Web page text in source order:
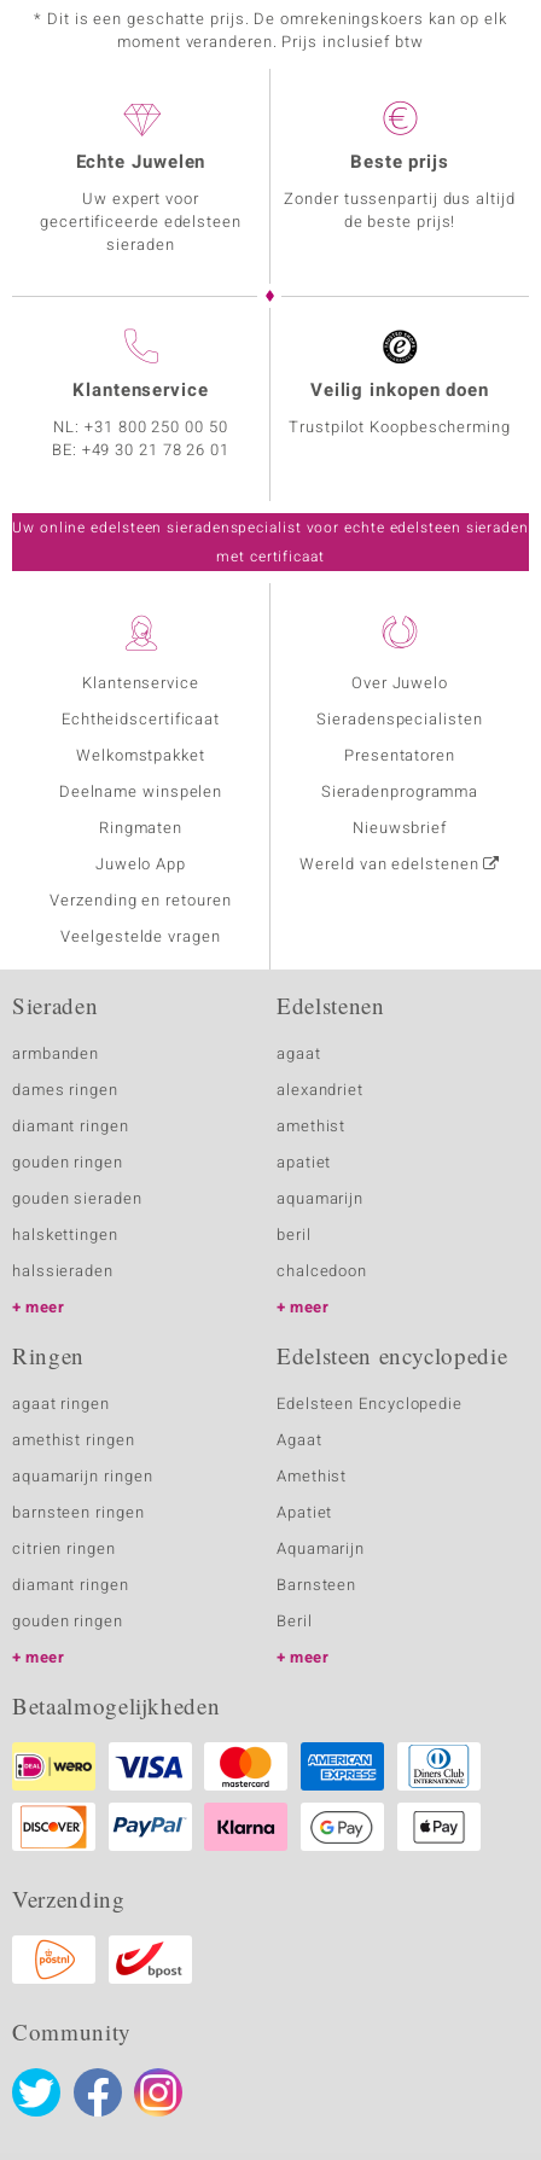
* Dit is een geschatte prijs. De omrekeningskoers kan op elk
moment veranderen. Prijs inclusief btw
Klantenservice
Echtheidscertificaat
Welkomstpakket
Deelname winspelen
Ringmaten
Juwelo App
Verzending en retouren
Veelgestelde vragen
Over Juwelo
Sieradenspecialisten
Presentatoren
Sieradenprogramma
Nieuwsbrief
Wereld van edelstenen
Echte Juwelen
Uw expert voor
gecertificeerde edelsteen
sieraden
Beste prijs
Zonder tussenpartij dus altijd
de beste prijs!
Klantenservice
NL:+31 800 250 00 50
BE: +49 30 21 78 26 01
Veilig inkopen doen
Trustpilot Koopbescherming
Uw online edelsteen sieradenspecialist voor echte edelsteen sieraden
met certificaat
Sieraden
armbanden
dames ringen
diamant ringen
gouden ringen
gouden sieraden
halskettingen
halssieraden
meer
Edelstenen
agaat
alexandriet
amethist
apatiet
aquamarijn
beril
chalcedoon
meer
Ringen
agaat ringen
amethist ringen
aquamarijn ringen
barnsteen ringen
citrien ringen
diamant ringen
gouden ringen
meer
Edelsteen encyclopedie
Edelsteen Encyclopedie
Agaat
Amethist
Apatiet
Aquamarijn
Barnsteen
Beril
meer
Betaalmogelijkheden
Verzending
Community